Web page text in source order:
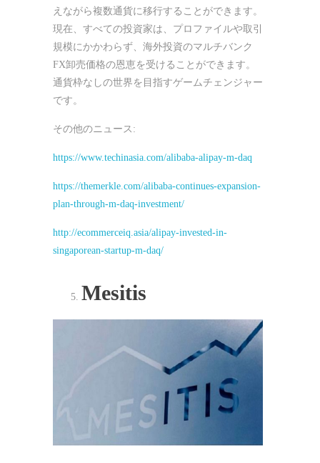
えながら複数通貨に移行することができます。
現在、すべての投資家は、プロファイルや取引
規模にかかわらず、海外投資のマルチバンク
FX卸売価格の恩恵を受けることができます。
通貨枠なしの世界を目指すゲームチェンジャー
です。
その他のニュース:
https://www.techinasia.com/alibaba-alipay-m-daq
https://themerkle.com/alibaba-continues-expansion-
plan-through-m-daq-investment/
http://ecommerceiq.asia/alipay-invested-in-
singaporean-startup-m-daq/
Mesitis